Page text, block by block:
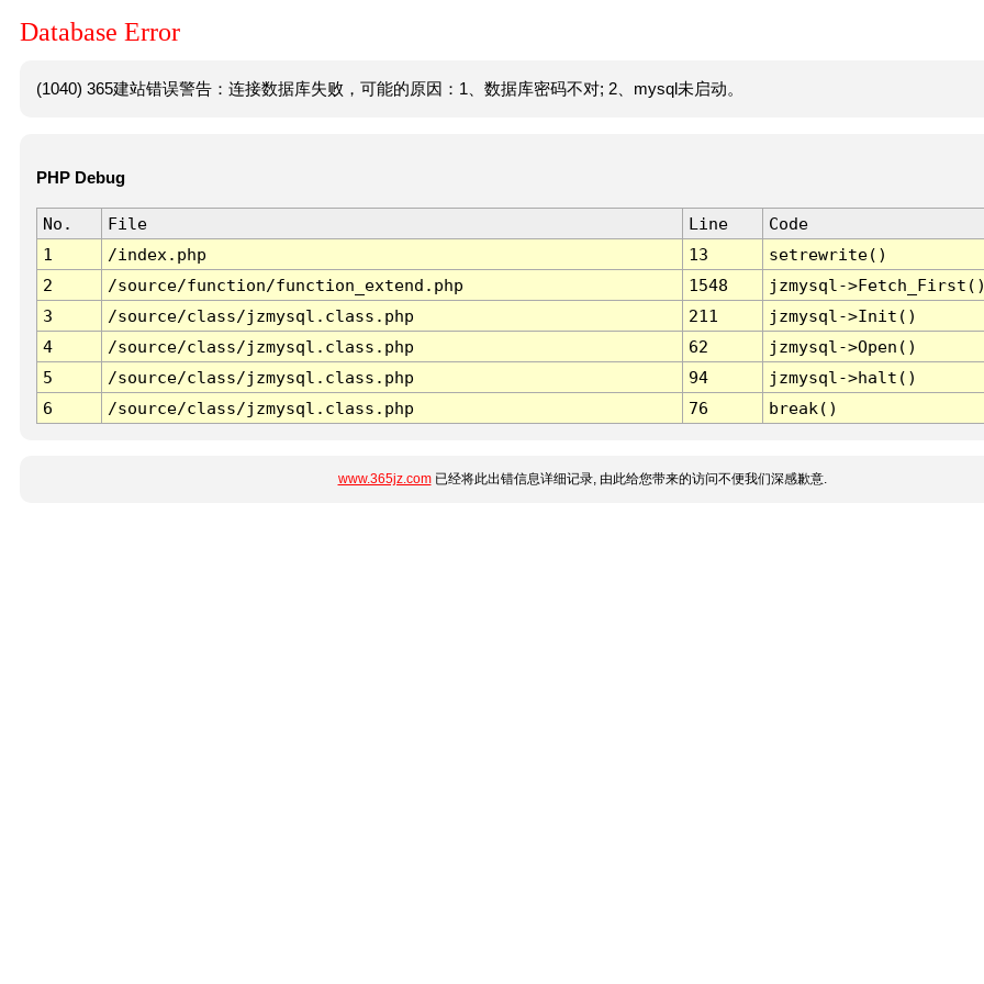
Database Error
(1040) 365建站错误警告：连接数据库失败，可能的原因：1、数据库密码不对; 2、mysql未启动。
PHP Debug
No. File Line
Code
1
/index.php 13
setrewrite()
2
/source/function/function_extend.php 1548
jzmysql-
3
/source/class/jzmysql.class.php 211
jzmysql->Init()
4
/source/class/jzmysql.class.php 62
jzmysql->Open()
5
/source/class/jzmysql.class.php 94
jzmysql->halt()
6
/source/class/jzmysql.class.php 76 break()
www.365jz.com已经将此出错信息详细记录, 由此给您带来的访问不便我们深感歉意.